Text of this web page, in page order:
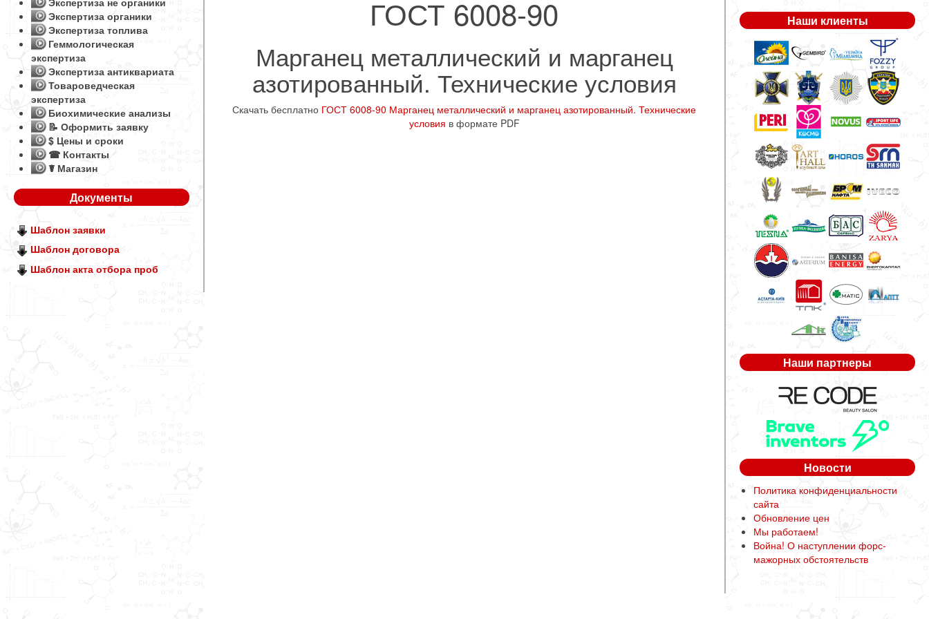
ГОСТ 6008-90
Марганец металлический и марганец
азотированный. Технические условия
Скачать бесплатно ГОСТ 6008-90 Марганец металлический и марганец азотированный. Технические
условия в формате PDF
Экспертиза органики
Экспертиза топлива
Геммологическая
экспертиза
Экспертиза антиквариата
Товароведческая
экспертиза
Биохимические анализы
📝 Оформить заявку
$ Цены и сроки
☎ Контакты
☤ Магазин
Документы
Шаблон заявки
Шаблон договора
Шаблон акта отбора проб
Наши клиенты
Наши партнеры
Новости
Политика конфиденциальности
сайта
Обновление цен
Мы работаем!
Война! О наступлении форс-
мажорных обстоятельств